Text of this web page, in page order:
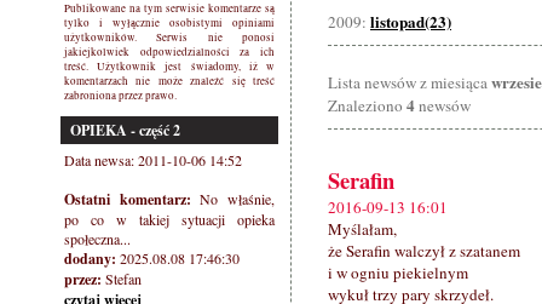
Publikowane na tym serwisie komentarze są
tylko i wyłącznie osobistymi opiniami
użytkowników. Serwis nie ponosi
jakiejkolwiek odpowiedzialności za ich
treść. Użytkownik jest świadomy, iż w
komentarzach nie może znaleźć się treść
zabroniona przez prawo.
OPIEKA - część 2
Data newsa: 2011-10-06 14:52
Ostatni komentarz: No właśnie,
po co w takiej sytuacji opieka
społeczna...
dodany: 2025.08.08 17:46:30
przez: Stefan
czytaj więcej
2009: listopad(23)
Lista newsów z miesiąca
Znaleziono 4newsów
Serafin
2016-09-13 16:01
Myślałam,
że Serafin walczył z szatanem
i w ogniu piekielnym
wykuł trzy pary skrzydeł.